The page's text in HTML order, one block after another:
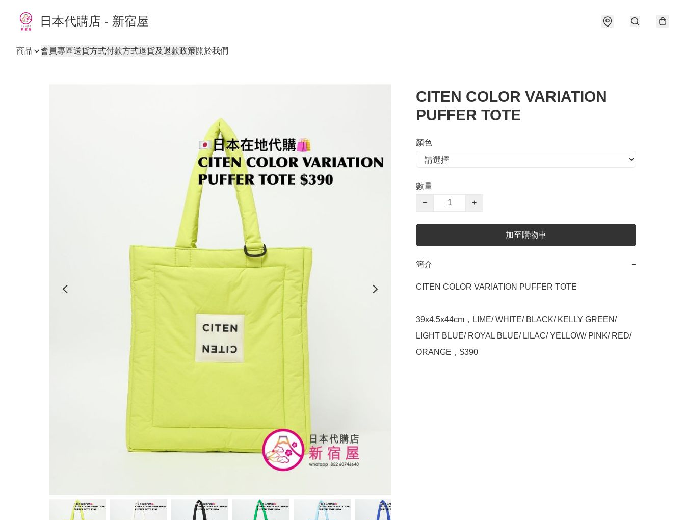
日本代購店 - 新宿屋
商品 會員專區送貨方式付款方式退貨及退款政策關於我們
CITEN COLOR VARIATION
PUFFER TOTE
顏色
數量
−
+
加至購物車
簡介 −
CITEN COLOR VARIATION PUFFER TOTE
39x4.5x44cm，LIME/ WHITE/ BLACK/ KELLY GREEN/
LIGHT BLUE/ ROYAL BLUE/ LILAC/ YELLOW/ PINK/ RED/
ORANGE，$390